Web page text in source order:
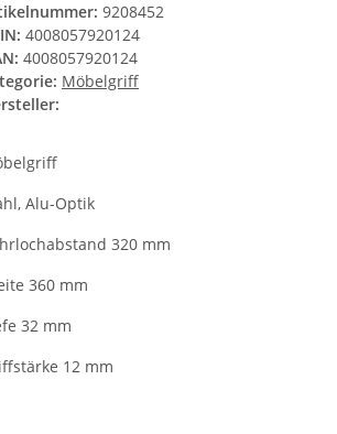
9208452
4008057920124
4008057920124
Möbelgriff
Alu-Optik
320 mm
360 mm
32 mm
12 mm